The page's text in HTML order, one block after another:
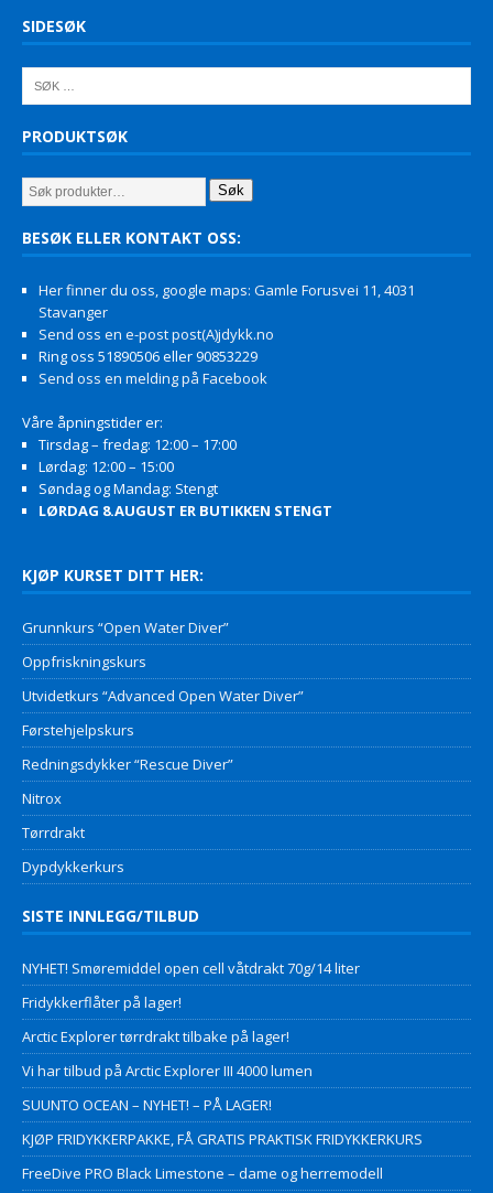
SIDESØK
PRODUKTSØK
Søk
BESØK ELLER KONTAKT OSS:
Her finner du oss, google maps: Gamle Forusvei 11, 4031
Stavanger
Send oss en e-post post(A)jdykk.no
Ring oss 51890506 eller 90853229
Send oss en melding på Facebook
Våre åpningstider er:
Tirsdag – fredag: 12:00 – 17:00
Lørdag: 12:00 – 15:00
Søndag og Mandag: Stengt
LØRDAG 8.AUGUST ER BUTIKKEN STENGT
KJØP KURSET DITT HER:
Grunnkurs “Open Water Diver”
Oppfriskningskurs
Utvidetkurs “Advanced Open Water Diver”
Førstehjelpskurs
Redningsdykker “Rescue Diver”
Nitrox
Tørrdrakt
Dypdykkerkurs
SISTE INNLEGG/TILBUD
NYHET! Smøremiddel open cell våtdrakt 70g/14 liter
Fridykkerflåter på lager!
Arctic Explorer tørrdrakt tilbake på lager!
Vi har tilbud på Arctic Explorer III 4000 lumen
SUUNTO OCEAN – NYHET! – PÅ LAGER!
KJØP FRIDYKKERPAKKE, FÅ GRATIS PRAKTISK FRIDYKKERKURS
FreeDive PRO Black Limestone – dame og herremodell